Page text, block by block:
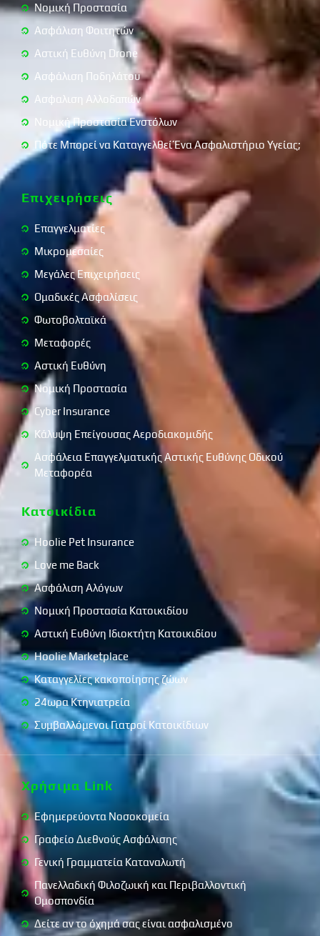
Νομική Προστασία
Ασφάλιση Φοιτητών
Αστική Ευθύνη Drone
Ασφάλιση Ποδηλάτου
Ασφαλιση Αλλοδαπών
Νομική Προστασία Ενστόλων
Πότε Μπορεί να Καταγγελθεί Ένα Ασφαλιστήριο Υγείας;
Επιχειρήσεις
Επαγγελματίες
Μικρομεσαίες
Μεγάλες Επιχειρήσεις
Ομαδικές Ασφαλίσεις
Φωτοβολταϊκά
Μεταφορές
Αστική Ευθύνη
Νομική Προστασία
Cyber Insurance
Κάλυψη Επείγουσας Αεροδιακομιδής
Ασφάλεια Επαγγελματικής Αστικής Ευθύνης Οδικού
Μεταφορέα
Κατοικίδια
Hoolie Pet Insurance
Love me Back
Ασφάλιση Αλόγων
Νομική Προστασία Κατοικιδίου
Αστική Ευθύνη Ιδιοκτήτη Κατοικιδίου
Hoolie Marketplace
Καταγγελίες κακοποίησης ζώων
24ωρα Κτηνιατρεία
Συμβαλλόμενοι Γιατροί Κατοικίδιων
Χρήσιμα Link
Εφημερεύοντα Νοσοκομεία
Γραφείο Διεθνούς Ασφάλισης
Γενική Γραμματεία Καταναλωτή
Πανελλαδική Φιλοζωική και Περιβαλλοντική
Ομοσπονδία
Δείτε αν το όχημά σας είναι ασφαλισμένο